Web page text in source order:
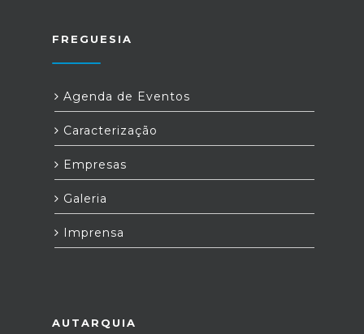
FREGUESIA
Agenda de Eventos
Caracterização
Empresas
Galeria
Imprensa
AUTARQUIA